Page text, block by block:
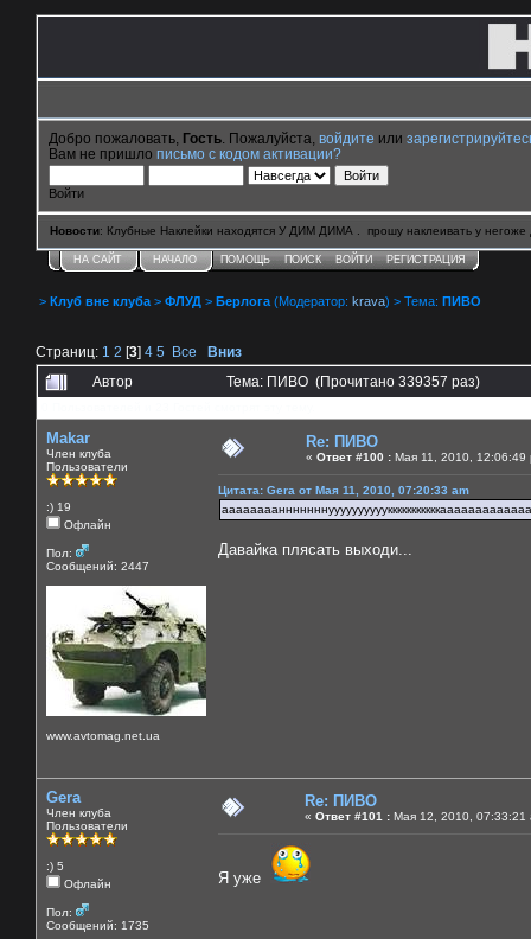
Добро пожаловать, Гость . Пожалуйста, войдите или
Вам не пришло письмо с кодом активации?
Войти
Новости: Клубные Наклейки находятся У ДИМ ДИМА . прошу наклеивать у негоже
НА САЙТ НАЧАЛО ПОМОЩЬ ПОИСК ВОЙТИ РЕГИСТРАЦИЯ
> Клуб вне клуба > ФЛУД > Берлога (Модератор: krava) > Тема: ПИВО
Страниц: 1 2 [3] 4 5 Все
Вниз
Автор
Тема: ПИВО (Прочитано 339357 раз)
Makar
Член клуба
Пользователи
:) 19
Офлайн
Пол:
Сообщений: 2447
www.avtomag.net.ua
Re: ПИВО
« Ответ #100 : Мая 11, 2010, 12:06:49
Цитата: Gera от Мая 11, 2010, 07:20:33 am
Давайка плясать выходи...
Gera
Член клуба
Пользователи
:) 5
Офлайн
Пол:
Сообщений: 1735
Re: ПИВО
« Ответ #101 : Мая 12, 2010, 07:33:21
Я уже